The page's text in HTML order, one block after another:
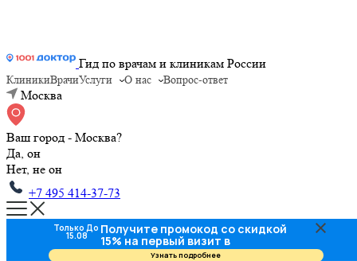
Гид по врачам и клиникам России
КлиникиВрачиУслуги О нас Вопрос-ответ
Москва
Ваш город - Москва?
Да, он
Нет, не он
+7 495 414-37-73
Только До
15.08 Получите промокод со скидкой
15% на первый визит в
стоматологию
Узнать подробнее